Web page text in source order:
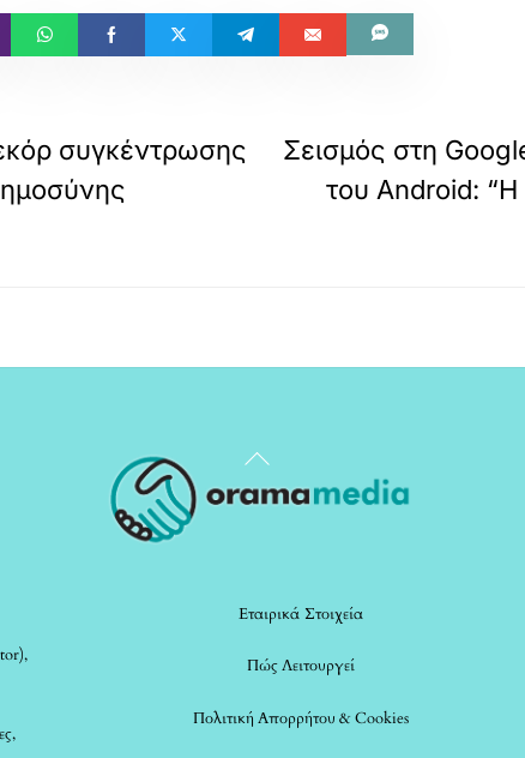
συγκέντρωσης
Σεισμός στη
του Android: “Η
Back
To
Εταιρικά Στοιχεία
Πώς Λειτουργεί
Πολιτική Απορρήτου & Cookies